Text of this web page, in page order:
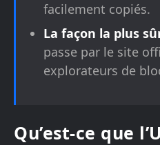
facilement copiés.
La façon la plus
passe par le site
explorateurs de
Qu’est-ce que